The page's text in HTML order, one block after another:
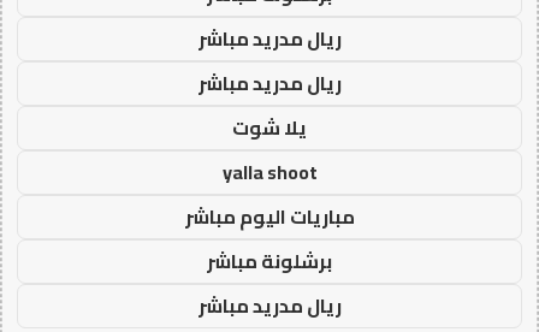
ريال مدريد مباشر
ريال مدريد مباشر
يلا شوت
yalla shoot
مباريات اليوم مباشر
برشلونة مباشر
ريال مدريد مباشر